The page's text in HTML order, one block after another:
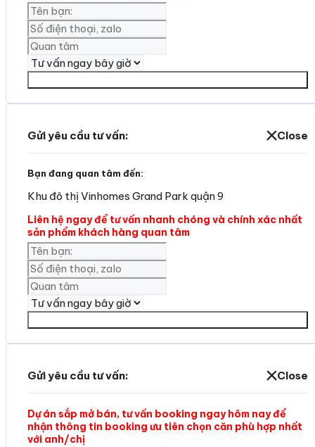
Gửi yêu cầu tư vấn: Close
Bạn đang quan tâm đến:
Khu đô thị Vinhomes Grand Park quận 9
Liên hệ ngay để tư vấn nhanh chóng và chính xác nhất
sản phẩm khách hàng quan tâm
Gửi yêu cầu tư vấn: Close
Dự án sắp mở bán, tư vấn booking ngay hôm nay để
nhận thông tin booking ưu tiên chọn căn phù hợp nhất
với anh/chị